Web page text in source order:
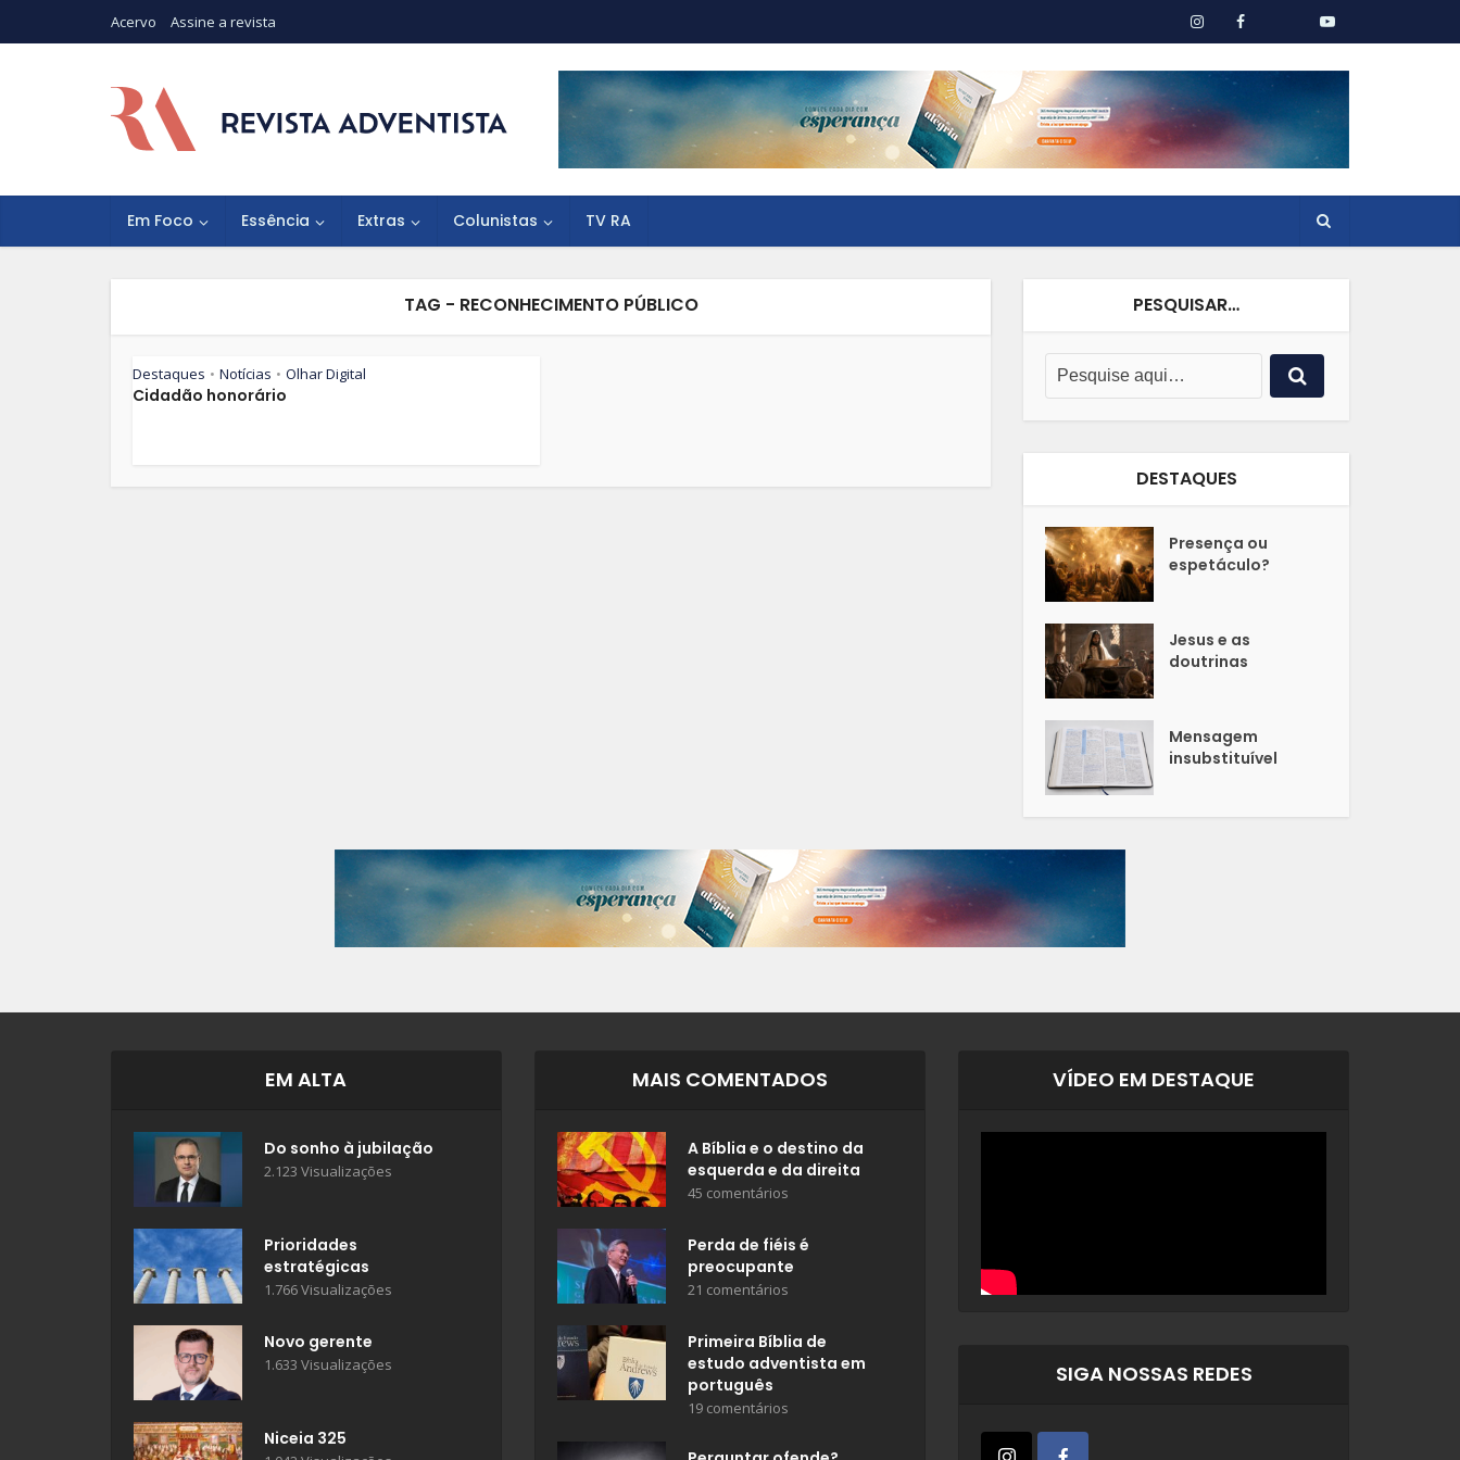
Acervo Assine a revista
Em Foco Essência Extras Colunistas TV RA
TAG - RECONHECIMENTO PÚBLICO
Destaques • Notícias • Olhar Digital
Cidadão honorário
PESQUISAR…
DESTAQUES
Presença ou
espetáculo?
Jesus e as
doutrinas
Mensagem
insubstituível
EM ALTA
Do sonho à jubilação
2.123 Visualizações
Prioridades
estratégicas
1.766 Visualizações
Novo gerente
1.633 Visualizações
Niceia 325
MAIS COMENTADOS
A Bíblia e o destino da
esquerda e da direita
45 comentários
Perda de fiéis é
preocupante
21 comentários
Primeira Bíblia de
estudo adventista em
português
19 comentários
VÍDEO EM DESTAQUE
SIGA NOSSAS REDES